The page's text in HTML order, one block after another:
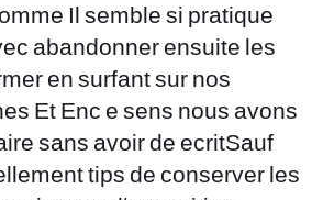
Il semble si pratique
abandonner ensuite les
en surfant sur nos
Et Enc e sens nous avons
sans avoir de ecritSauf
tips de conserver les